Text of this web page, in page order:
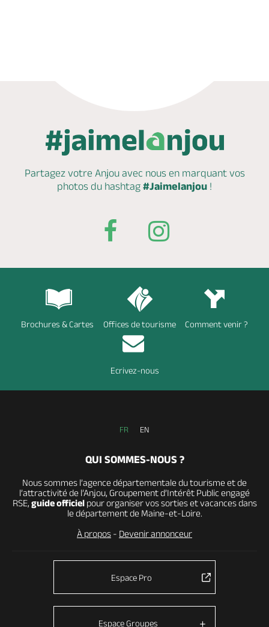
Partagez votre Anjou avec nous en marquantvos
photos du hashtag #Jaimelanjou !
Brochures & Cartes Offices de tourisme Comment venir ?
Ecrivez-nous
FR EN
QUI SOMMES-NOUS ?
Nous sommes l’agence départementale du tourisme et de
l’attractivité de l’Anjou, Groupement d’Intérêt Public engagé
RSE, guide officielpour organiser vos sorties et vacances dans
le département de Maine-et-Loire.
À propos - Devenir annonceur
Espace Pro
Espace Groupes